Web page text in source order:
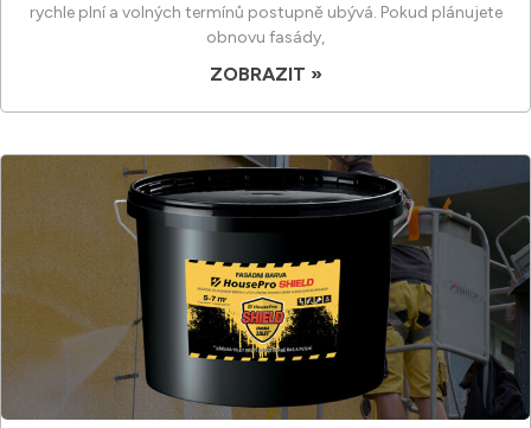
rychle plní a volných termínů postupně ubývá. Pokud plánujete
obnovu fasády,
ZOBRAZIT »